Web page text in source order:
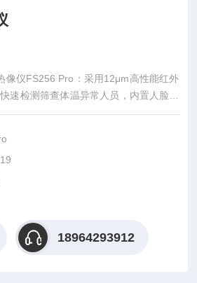
像仪FS256 Pro：采用12μm高性能红外
速检测筛查体温异常人员，内置人脸识
动语音报警。
18964293912